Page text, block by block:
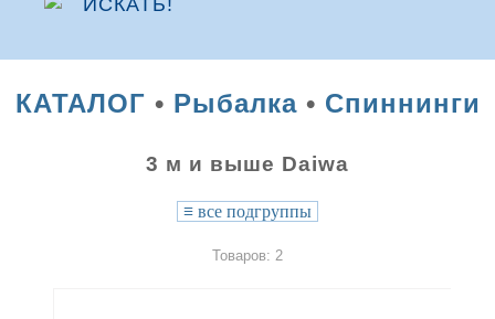
КАТАЛОГ • Рыбалка• Спиннинги
3 м и выше Daiwa
≡ все подгруппы
Товаров: 2